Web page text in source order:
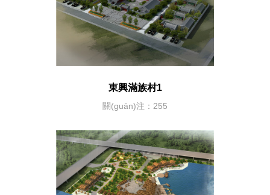
東興滿族村1
關(guān)注：255